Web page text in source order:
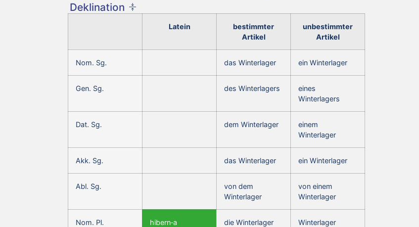
Deklination
Latein
bestimmter
Artikel
unbestimmter
Artikel
Nom. Sg. das Winterlager ein Winterlager
Gen. Sg. des Winterlagers
eines
Winterlagers
Dat. Sg. dem Winterlager
einem
Winterlager
Akk. Sg. das Winterlager ein Winterlager
Abl. Sg.
von dem
Winterlager
von einem
Winterlager
Nom. Pl. hibern‑a die Winterlager Winterlager